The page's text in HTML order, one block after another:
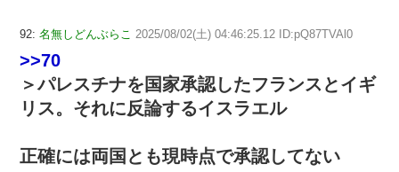
92: 名無しどんぶらこ 2025/08/02(土) 04:46:25.12 ID:pQ87TVAl0
>>70
＞パレスチナを国家承認したフランスとイギ
リス。それに反論するイスラエル
正確には両国とも現時点で承認してない